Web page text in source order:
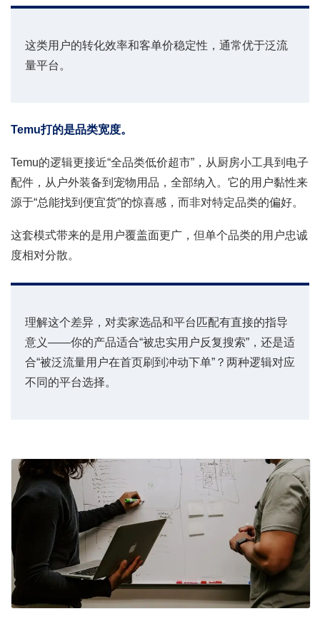
这类用户的转化效率和客单价稳定性，通常优于泛流
量平台。
Temu打的是品类宽度。
Temu的逻辑更接近“全品类低价超市”，从厨房小工具到电子
配件，从户外装备到宠物用品，全部纳入。它的用户黏性来
源于“总能找到便宜货”的惊喜感，而非对特定品类的偏好。
这套模式带来的是用户覆盖面更广，但单个品类的用户忠诚
度相对分散。
理解这个差异，对卖家选品和平台匹配有直接的指导
意义——你的产品适合“被忠实用户反复搜索”，还是适
合“被泛流量用户在首页刷到冲动下单”？两种逻辑对应
不同的平台选择。